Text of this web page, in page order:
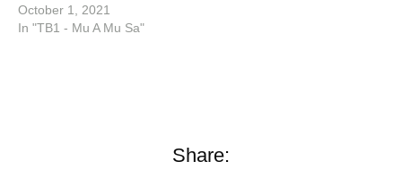
October 1, 2021
In "TB1 - Mu A Mu Sa"
Share: